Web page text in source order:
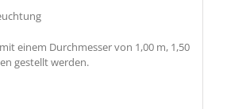
einem Durchmesser von 1,00 m, 1,50
gestellt werden.